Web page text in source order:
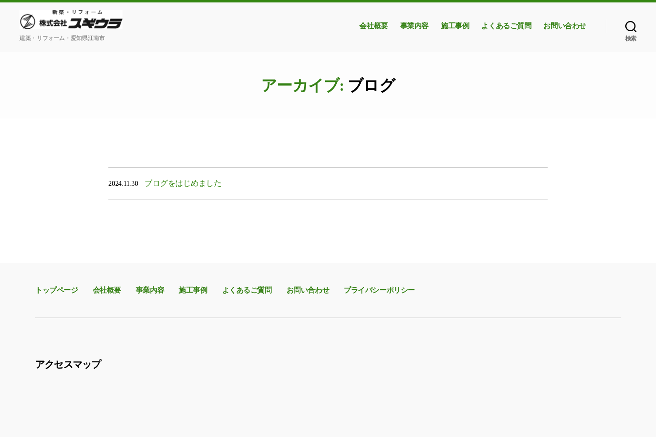
株
建築・リフォーム・愛知県江南市
会社概要 事業内容 施工事例 よくあるご質問 お問い合わせ
検索
アーカイブ: ブログ
2024.11.30 ブログをはじめました
トップページ 会社概要 事業内容 施工事例 よくあるご質問 お問い合わせ プライバシーポリシー
アクセスマップ